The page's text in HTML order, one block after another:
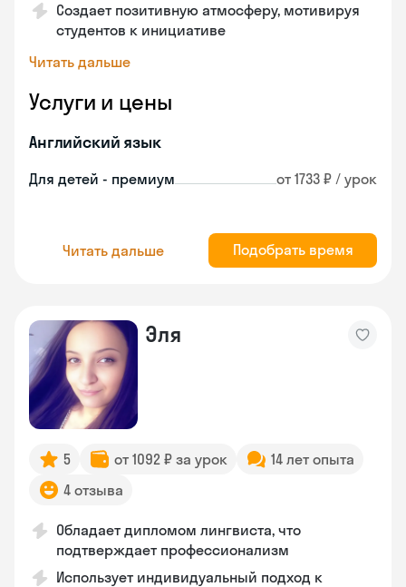
Создает позитивную атмосферу, мотивируя
студентов к инициативе
Читать дальше
Услуги и цены
Английский язык
Для детей - премиум от 1733 ₽ / урок
Читать дальше Подобрать время
Эля
5 от 1092 ₽ за урок
14 лет опыта
4 отзыва
Обладает дипломом лингвиста, что
подтверждает профессионализм
Использует индивидуальный подход к